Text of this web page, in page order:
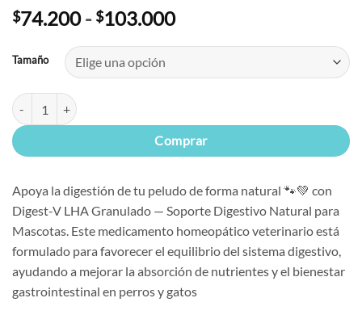
$74.200 - $103.000Rango
desde
$103.000
Tamaño
Digest-V LHA Granulado — Soporte Digestivo Natural para Mascotas
Comprar
Apoya la digestión de tu peludo de forma natural 🐾💚 con
Digest-V LHA Granulado — Soporte Digestivo Natural para
Mascotas. Este medicamento homeopático veterinario está
formulado para favorecer el equilibrio del sistema digestivo,
ayudando a mejorar la absorción de nutrientes y el bienestar
gastrointestinal en perros y gatos